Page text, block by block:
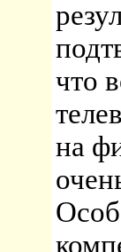
что
на